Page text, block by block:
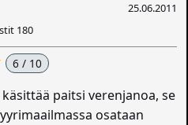
25.06.2011
180
6 / 10
paitsi verenjanoa, se
osataan